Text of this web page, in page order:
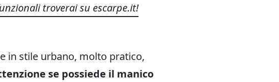
troverai su escarpe.it!
in stile urbano, molto pratico,
se possiede il manico